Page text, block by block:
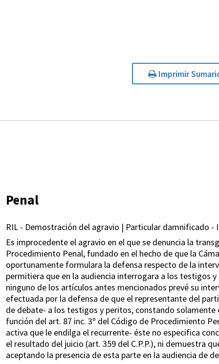
Imprimir
Penal
RIL - Demostración del agravio | Particular damnificado -
Es improcedente el agravio en el que se denuncia la
Procedimiento Penal, fundado en el hecho de que la
oportunamente formulara la defensa respecto de la
permitiera que en la audiencia interrogara a los testigos
ninguno de los artículos antes mencionados prevé su
efectuada por la defensa de que el representante del
de debate- a los testigos y peritos, constando
función del art. 87 inc. 3º del Código de Procedimiento
activa que le endilga el recurrente- éste no especifica
el resultado del juicio (art. 359 del C.P.P.), ni demuestra
aceptando la presencia de esta parte en la audiencia de